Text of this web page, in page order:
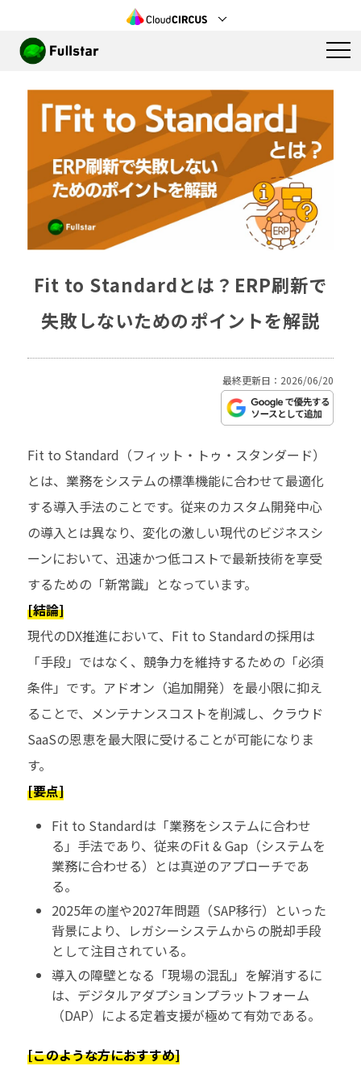
Fit to Standardとは？ERP刷新で
失敗しないためのポイントを解説
最終更新日：2026/06/20
Fit to Standard（フィット・トゥ・スタンダード）
とは、業務をシステムの標準機能に合わせて最適化
する導入手法のことです。従来のカスタム開発中心
の導入とは異なり、変化の激しい現代のビジネスシ
ーンにおいて、迅速かつ低コストで最新技術を享受
するための「新常識」となっています。
[結論]
現代のDX推進において、Fit to Standardの採用は
「手段」ではなく、競争力を維持するための「必須
条件」です。アドオン（追加開発）を最小限に抑え
ることで、メンテナンスコストを削減し、クラウド
SaaSの恩恵を最大限に受けることが可能になりま
す。
[要点]
Fit to Standardは「業務をシステムに合わせ
る」手法であり、従来のFit & Gap（システムを
業務に合わせる）とは真逆のアプローチであ
る。
2025年の崖や2027年問題（SAP移行）といった
背景により、レガシーシステムからの脱却手段
として注目されている。
導入の障壁となる「現場の混乱」を解消するに
は、デジタルアダプションプラットフォーム
（DAP）による定着支援が極めて有効である。
[このような方におすすめ]